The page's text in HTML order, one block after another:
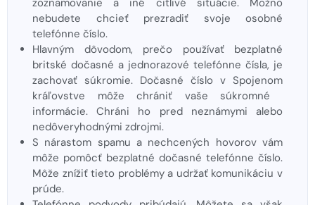
zoznamovanie a iné citlivé situácie. Možno
nebudete chcieť prezradiť svoje osobné
telefónne číslo.
Hlavným dôvodom, prečo používať bezplatné
britské dočasné a jednorazové telefónne čísla, je
zachovať súkromie. Dočasné číslo v Spojenom
kráľovstve môže chrániť vaše súkromné ​​
informácie. Chráni ho pred neznámymi alebo
nedôveryhodnými zdrojmi.
S nárastom spamu a nechcených hovorov vám
môže pomôcť bezplatné dočasné telefónne číslo.
Môže znížiť tieto problémy a udržať komunikáciu v
prúde.